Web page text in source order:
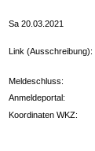
Sa 20.03.2021
Link (Ausschreibung):
Meldeschluss:
Anmeldeportal:
Koordinaten WKZ: